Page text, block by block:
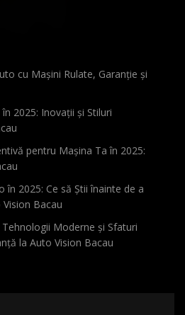
cu Mașini Rulate, Garanție și
2025: Inovații și Stiluri
pentru Mașina Ta în 2025:
în 2025: Ce să Știi înainte de a
Bacau
Moderne și Sfaturi
la Auto Vision Bacau